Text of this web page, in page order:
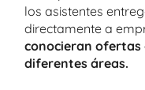
los asistentes
directamente a
conocieran ofertas
diferentes áreas.